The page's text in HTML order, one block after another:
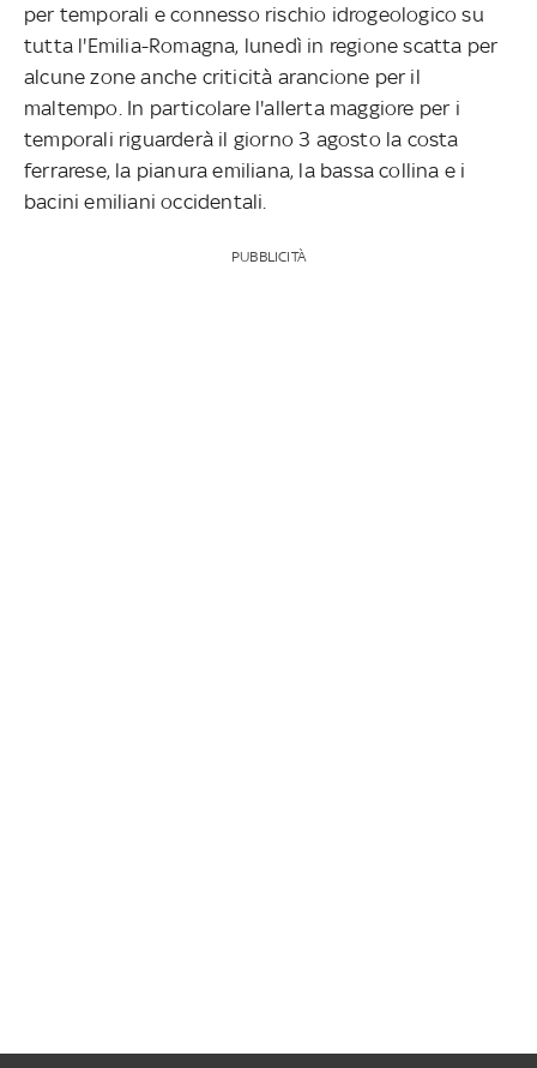
per temporali e connesso rischio idrogeologico su
tutta l'Emilia-Romagna, lunedì in regione scatta per
alcune zone anche criticità arancione per il
maltempo. In particolare l'allerta maggiore per i
temporali riguarderà il giorno 3 agosto la costa
ferrarese, la pianura emiliana, la bassa collina e i
bacini emiliani occidentali.
PUBBLICITÀ